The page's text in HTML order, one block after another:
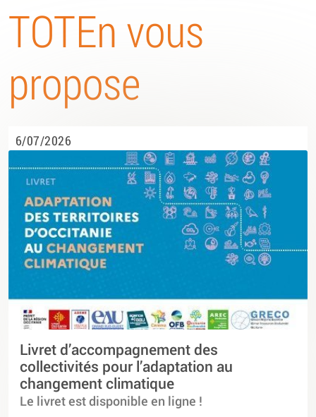
TOTEn vous
propose
6/07/2026
Livret d’accompagnement des
collectivités pour l’adaptation au
changement climatique
Le livret est disponible en ligne !